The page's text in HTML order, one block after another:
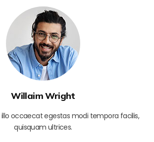
Willaim Wright
occaecat egestas modi tempora facilis,
quisquam ultrices.